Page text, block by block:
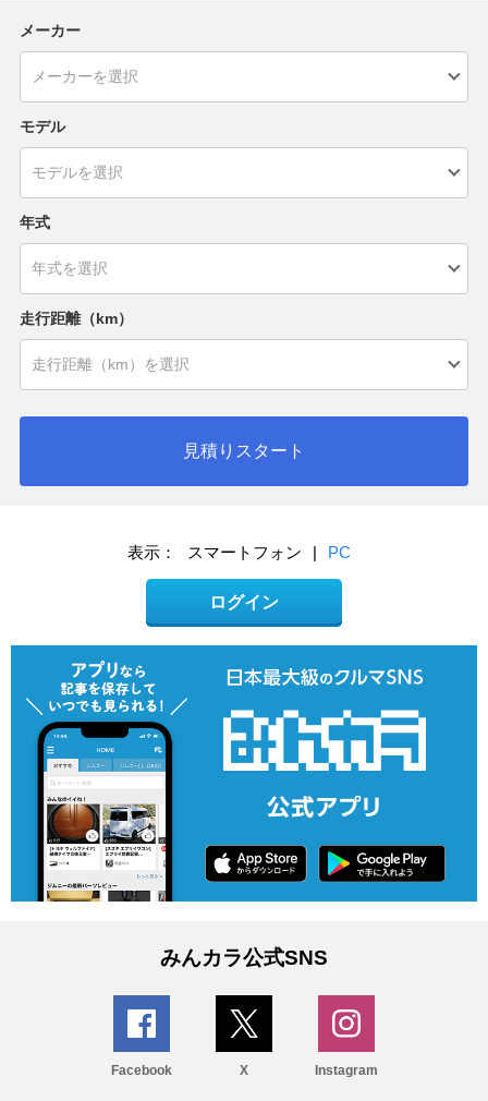
メーカー
モデル
年式
走行距離（km）
見積りスタート
表示： スマートフォン | PC
ログイン
みんカラ公式SNS
Facebook X Instagram